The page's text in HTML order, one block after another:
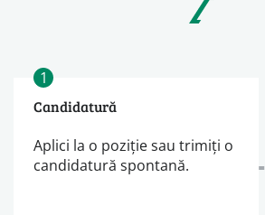
1
Candidatură
Aplici la o poziție sau trimiți o
candidatură spontană.